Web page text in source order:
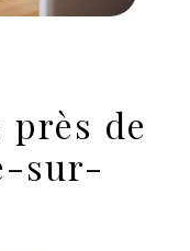
de
sur-